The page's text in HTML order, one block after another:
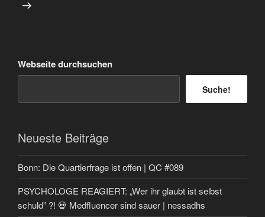
Webseite durchsuchen
Suche!
Neueste Beiträge
Bonn: Die Quartierfrage ist offen | QC #089
PSYCHOLOGE REAGIERT: „Wer ihr glaubt ist selbst
schuld” ?! 💀 Medfluencer sind sauer | nessadhs